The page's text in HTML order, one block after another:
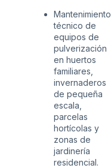
Mantenimiento
técnico de
equipos de
pulverización
en huertos
familiares,
invernaderos
de pequeña
escala,
parcelas
hortícolas y
zonas de
jardinería
residencial.